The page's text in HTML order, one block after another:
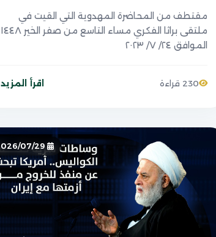
مقتطف من المحاضرة المهدوية التي القيت في
ملتقى براثا الفكري مساء التاسع من صفر الخير ١٤٤٨
الموافق ٢٤/ ٧/ ٢٠٢٣
230 قراءة اقرأ المزيد